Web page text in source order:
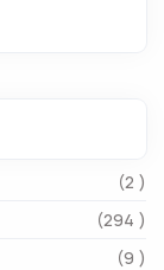
(2 )
(294 )
(9 )